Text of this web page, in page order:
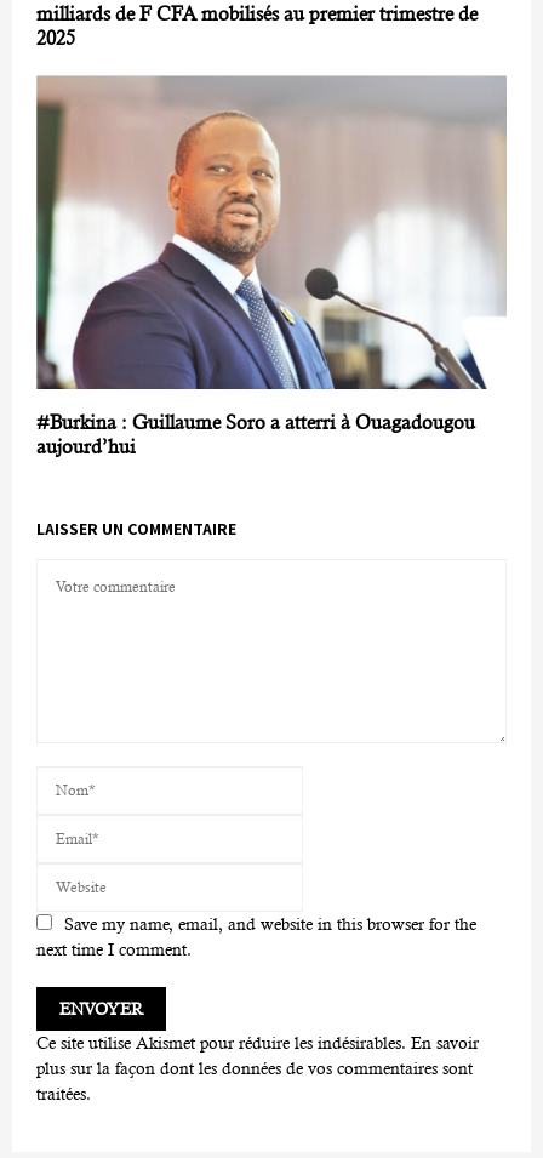
milliards de F CFA mobilisés au premier trimestre de
2025
#Burkina : Guillaume Soro a atterri à Ouagadougou
aujourd’hui
LAISSER UN COMMENTAIRE
Save my name, email, and website in this browser for the
next time I comment.
Ce site utilise Akismet pour réduire les indésirables. En savoir
plus sur la façon dont les données de vos commentaires sont
traitées.